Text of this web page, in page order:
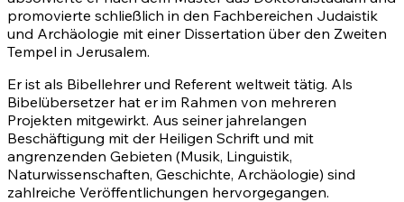
promovierte schließlich in den Fachbereichen Judaistik
und Archäologie mit einer Dissertation über den Zweiten
Tempel in Jerusalem.
Er ist als Bibellehrer und Referent weltweit tätig. Als
Bibelübersetzer hat er im Rahmen von mehreren
Projekten mitgewirkt. Aus seiner jahrelangen
Beschäftigung mit der Heiligen Schrift und mit
angrenzenden Gebieten (Musik, Linguistik,
Naturwissenschaften, Geschichte, Archäologie) sind
zahlreiche Veröffentlichungen hervorgegangen.